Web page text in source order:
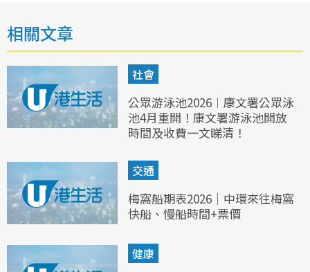
相關文章
社會
公眾游泳池2026︱康文署公眾泳
池4月重開！康文署游泳池開放
時間及收費一文睇清！
交通
梅窩船期表2026｜中環來往梅窩
快船、慢船時間+票價
健康